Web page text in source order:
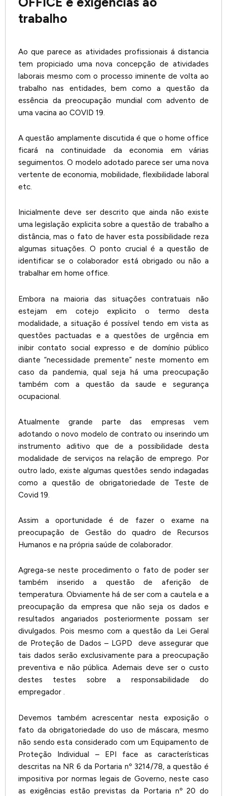
trabalho
Ao que parece as atividades profissionais á distancia
tem propiciado uma nova concepção de atividades
laborais mesmo com o processo iminente de volta ao
trabalho nas entidades, bem como a questão da
essência da preocupação mundial com advento de
uma vacina ao COVID 19.
A questão amplamente discutida é que o home office
ficará na continuidade da economia em várias
seguimentos. O modelo adotado parece ser uma nova
vertente de economia, mobilidade, flexibilidade laboral
etc.
Inicialmente deve ser descrito que ainda não existe
uma legislação explicita sobre a questão de trabalho a
distância, mas o fato de haver esta possibilidade reza
algumas situações. O ponto crucial é a questão de
identificar se o colaborador está obrigado ou não a
trabalhar em home office.
Embora na maioria das situações contratuais não
estejam em cotejo explicito o termo desta
modalidade, a situação é possível tendo em vista as
questões pactuadas e a questões de urgência em
inibir contato social expresso e de domínio público
diante “necessidade premente” neste momento em
caso da pandemia, qual seja há uma preocupação
também com a questão da saude e segurança
ocupacional.
Atualmente grande parte das empresas vem
adotando o novo modelo de contrato ou inserindo um
instrumento aditivo que de a possibilidade desta
modalidade de serviços na relação de emprego. Por
outro lado, existe algumas questões sendo indagadas
como a questão de obrigatoriedade de Teste de
Covid 19.
Assim a oportunidade é de fazer o exame na
preocupação de Gestão do quadro de Recursos
Humanos e na própria saúde de colaborador.
Agrega-se neste procedimento o fato de poder ser
também inserido a questão de aferição de
temperatura. Obviamente há de ser com a cautela e a
preocupação da empresa que não seja os dados e
resultados angariados posteriormente possam ser
divulgados. Pois mesmo com a questão da Lei Geral
de Proteção de Dados – LGPD deve assegurar que
tais dados serão exclusivamente para a preocupação
preventiva e não pública. Ademais deve ser o custo
destes testes sobre a responsabilidade do
empregador .
Devemos também acrescentar nesta exposição o
fato da obrigatoriedade do uso de máscara, mesmo
não sendo esta considerado com um Equipamento de
Proteção Individual – EPI face as características
descritas na NR 6 da Portaria nº 3214/78, a questão é
impositiva por normas legais de Governo, neste caso
as exigências estão previstas da Portaria nº 20 do